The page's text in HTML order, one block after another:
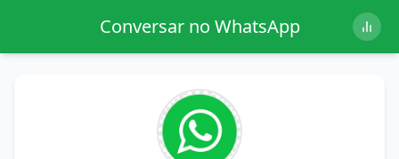
Conversar no WhatsApp